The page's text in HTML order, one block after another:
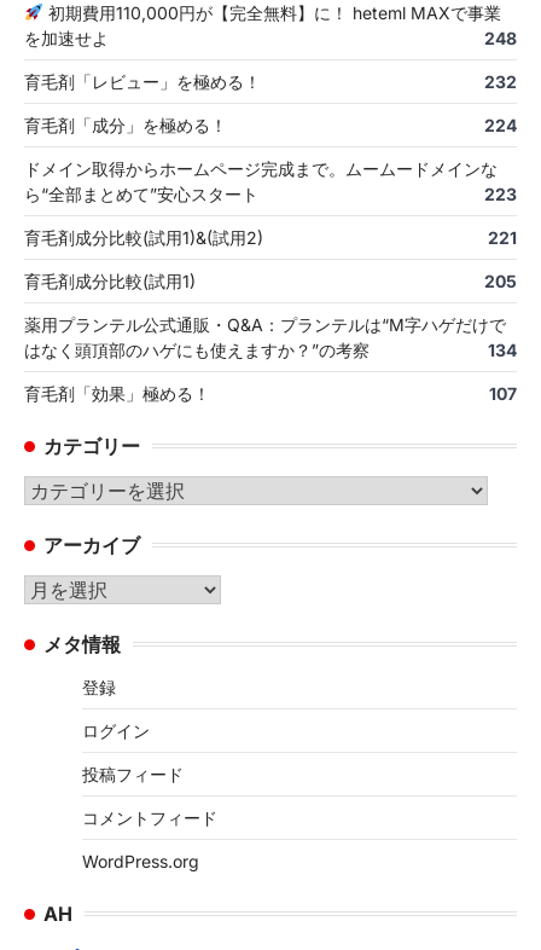
初期費用110,000円が【完全無料】に！ heteml MAXで事業
を加速せよ
248
育毛剤「レビュー」を極める！ 232
育毛剤「成分」を極める！ 224
ドメイン取得からホームページ完成まで。ムームードメインな
ら“全部まとめて”安心スタート
223
育毛剤成分比較(試用1)&(試用2) 221
育毛剤成分比較(試用1) 205
薬用プランテル公式通販・Q&A：プランテルは“M字ハゲだけで
はなく頭頂部のハゲにも使えますか？”の考察
134
育毛剤「効果」極める！ 107
カテゴリー
カ
ゴ
リ
ー
アーカイブ
ア
カ メタ情報
登録
ログイン
投稿フィード
コメントフィード
WordPress.org
AH